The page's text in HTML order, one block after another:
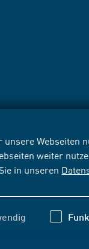
unsere Webseiten
weiter
in unseren